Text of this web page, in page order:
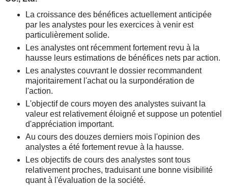
La croissance des bénéfices actuellement anticipée
par les analystes pour les exercices à venir est
particulièrement solide.
Les analystes ont récemment fortement revu à la
hausse leurs estimations de bénéfices nets par action.
Les analystes couvrant le dossier recommandent
majoritairement l'achat ou la surpondération de
l'action.
L'objectif de cours moyen des analystes suivant la
valeur est relativement éloigné et suppose un potentiel
d'appréciation important.
Au cours des douzes derniers mois l'opinion des
analystes a été fortement revue à la hausse.
Les objectifs de cours des analystes sont tous
relativement proches, traduisant une bonne visibilité
quant à l'évaluation de la société.